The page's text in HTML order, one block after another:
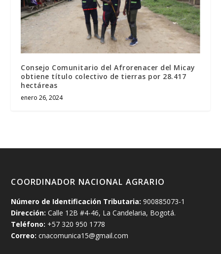
Consejo Comunitario del Afrorenacer del Micay
obtiene título colectivo de tierras por 28.417
hectáreas
enero 26, 2024
COORDINADOR NACIONAL AGRARIO
Número de Identificación Tributaria:900885073-1
Dirección: Calle 12B #4-46, La Candelaria, Bogotá.
Teléfono: +57 320 950 1778
Correo: cnacomunica15@gmail.com